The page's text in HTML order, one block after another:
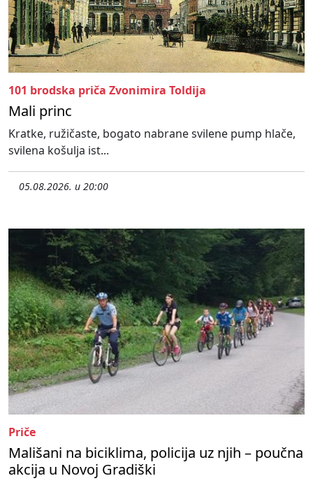
101 brodska priča Zvonimira Toldija
Mali princ
Kratke, ružičaste, bogato nabrane svilene pump hlače,
svilena košulja ist...
05.08.2026. u 20:00
Priče
Mališani na biciklima, policija uz njih – poučna
akcija u Novoj Gradiški